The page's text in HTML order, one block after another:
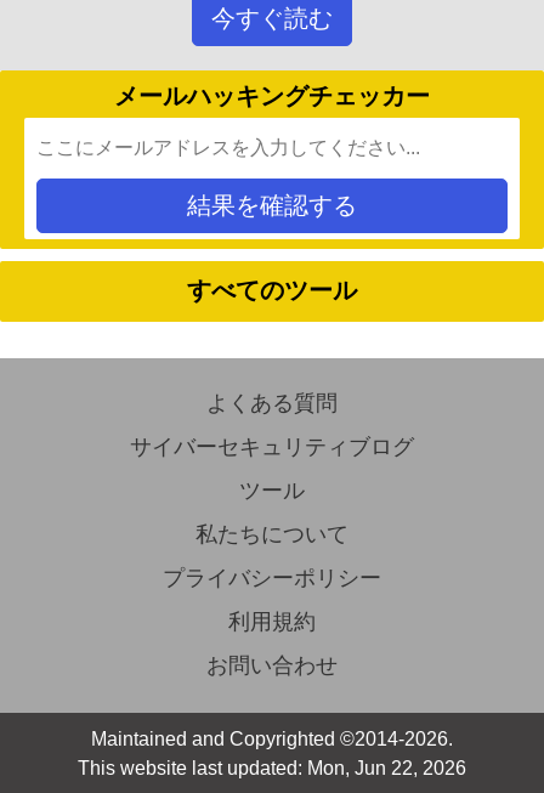
今すぐ読む
メールハッキングチェッカー
結果を確認する
すべてのツール
よくある質問
サイバーセキュリティブログ
ツール
私たちについて
プライバシーポリシー
利用規約
お問い合わせ
Maintained and Copyrighted ©2014-2026.
This website last updated: Mon, Jun 22, 2026